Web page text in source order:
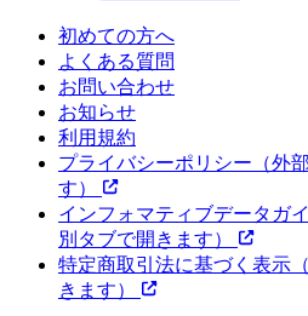
初めての方へ
よくある質問
お問い合わせ
お知らせ
利用規約
プライバシーポリシー （外
す）
インフォマティブデータガ
別タブで開きます）
特定商取引法に基づく表示
きます）